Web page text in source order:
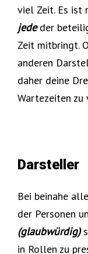
viel Zeit. Es ist
jededer
Zeit mitbringt.
anderen
daher deine
Wartezeiten zu
Darsteller
Bei beinahe
der Personen
(glaubwürdig)
in Rollen zu